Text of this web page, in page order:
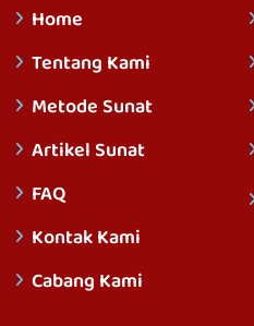
Home
Tentang Kami
Metode Sunat
Artikel Sunat
FAQ
Kontak Kami
Cabang Kami